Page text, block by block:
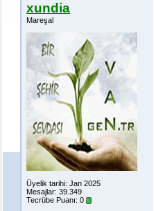
xundia
Mareşal
Üyelik tarihi: Jan 2025
Mesajlar: 39.349
Tecrübe Puanı: 0